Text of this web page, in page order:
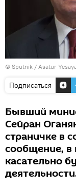
© Sputnik / Asatur
Подписаться
Бывший
Сейран
страничке в
сообщение, в
касательно